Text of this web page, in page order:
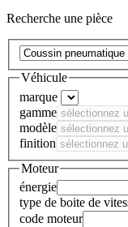
Recherche une pièce
Véhicule
marque
gamme
modèle
finition
Moteur
énergie
type de boite de
code moteur